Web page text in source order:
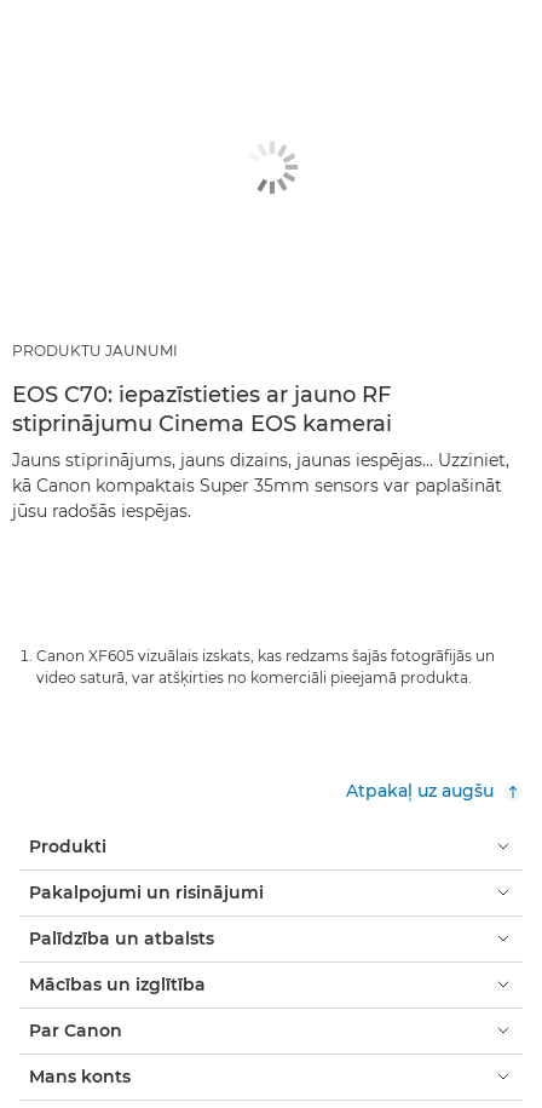
PRODUKTU JAUNUMI
EOS C70: iepazīstieties ar jauno RF
stiprinājumu Cinema EOS kamerai
Jauns stiprinājums, jauns dizains, jaunas iespējas… Uzziniet,
kā Canon kompaktais Super 35mm sensors var paplašināt
jūsu radošās iespējas.
Canon XF605 vizuālais izskats, kas redzams šajās fotogrāfijās un
video saturā, var atšķirties no komerciāli pieejamā produkta.
Atpakaļ uz augšu
Produkti
Pakalpojumi un risinājumi
Palīdzība un atbalsts
Mācības un izglītība
Par Canon
Mans konts